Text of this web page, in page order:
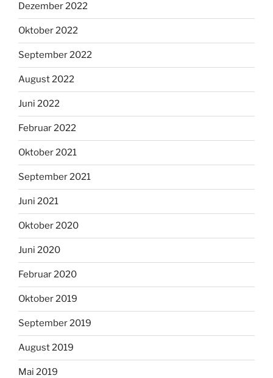
Dezember 2022
Oktober 2022
September 2022
August 2022
Juni 2022
Februar 2022
Oktober 2021
September 2021
Juni 2021
Oktober 2020
Juni 2020
Februar 2020
Oktober 2019
September 2019
August 2019
Mai 2019